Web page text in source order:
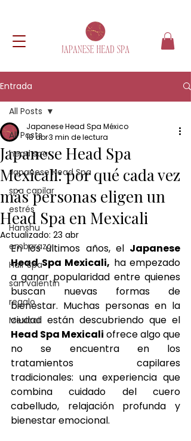
Entrada
All Posts
head spa
Japanese Head Spa
spa capilar
estrés
Hanshu
embarazo
Hair Spa
san valentin
regalo
Mexicali
All Posts
Japanese Head Spa
Mexicali: por qué cada vez
más personas eligen un
Head Spa en Mexicali
Japanese Head Spa México
18 abr3 min de lectura
Actualizado: 23 abr
En los últimos años, el Japanese
Head Spa Mexicali, ha empezado
a ganar popularidad entre quienes
buscan nuevas formas de
bienestar. Muchas personas en la
Head Spa Mexicali ofrece algo que
no se encuentra en los
tratamientos capilares
tradicionales: una experiencia que
combina cuidado del cuero
cabelludo, relajación profunda y
bienestar emocional.